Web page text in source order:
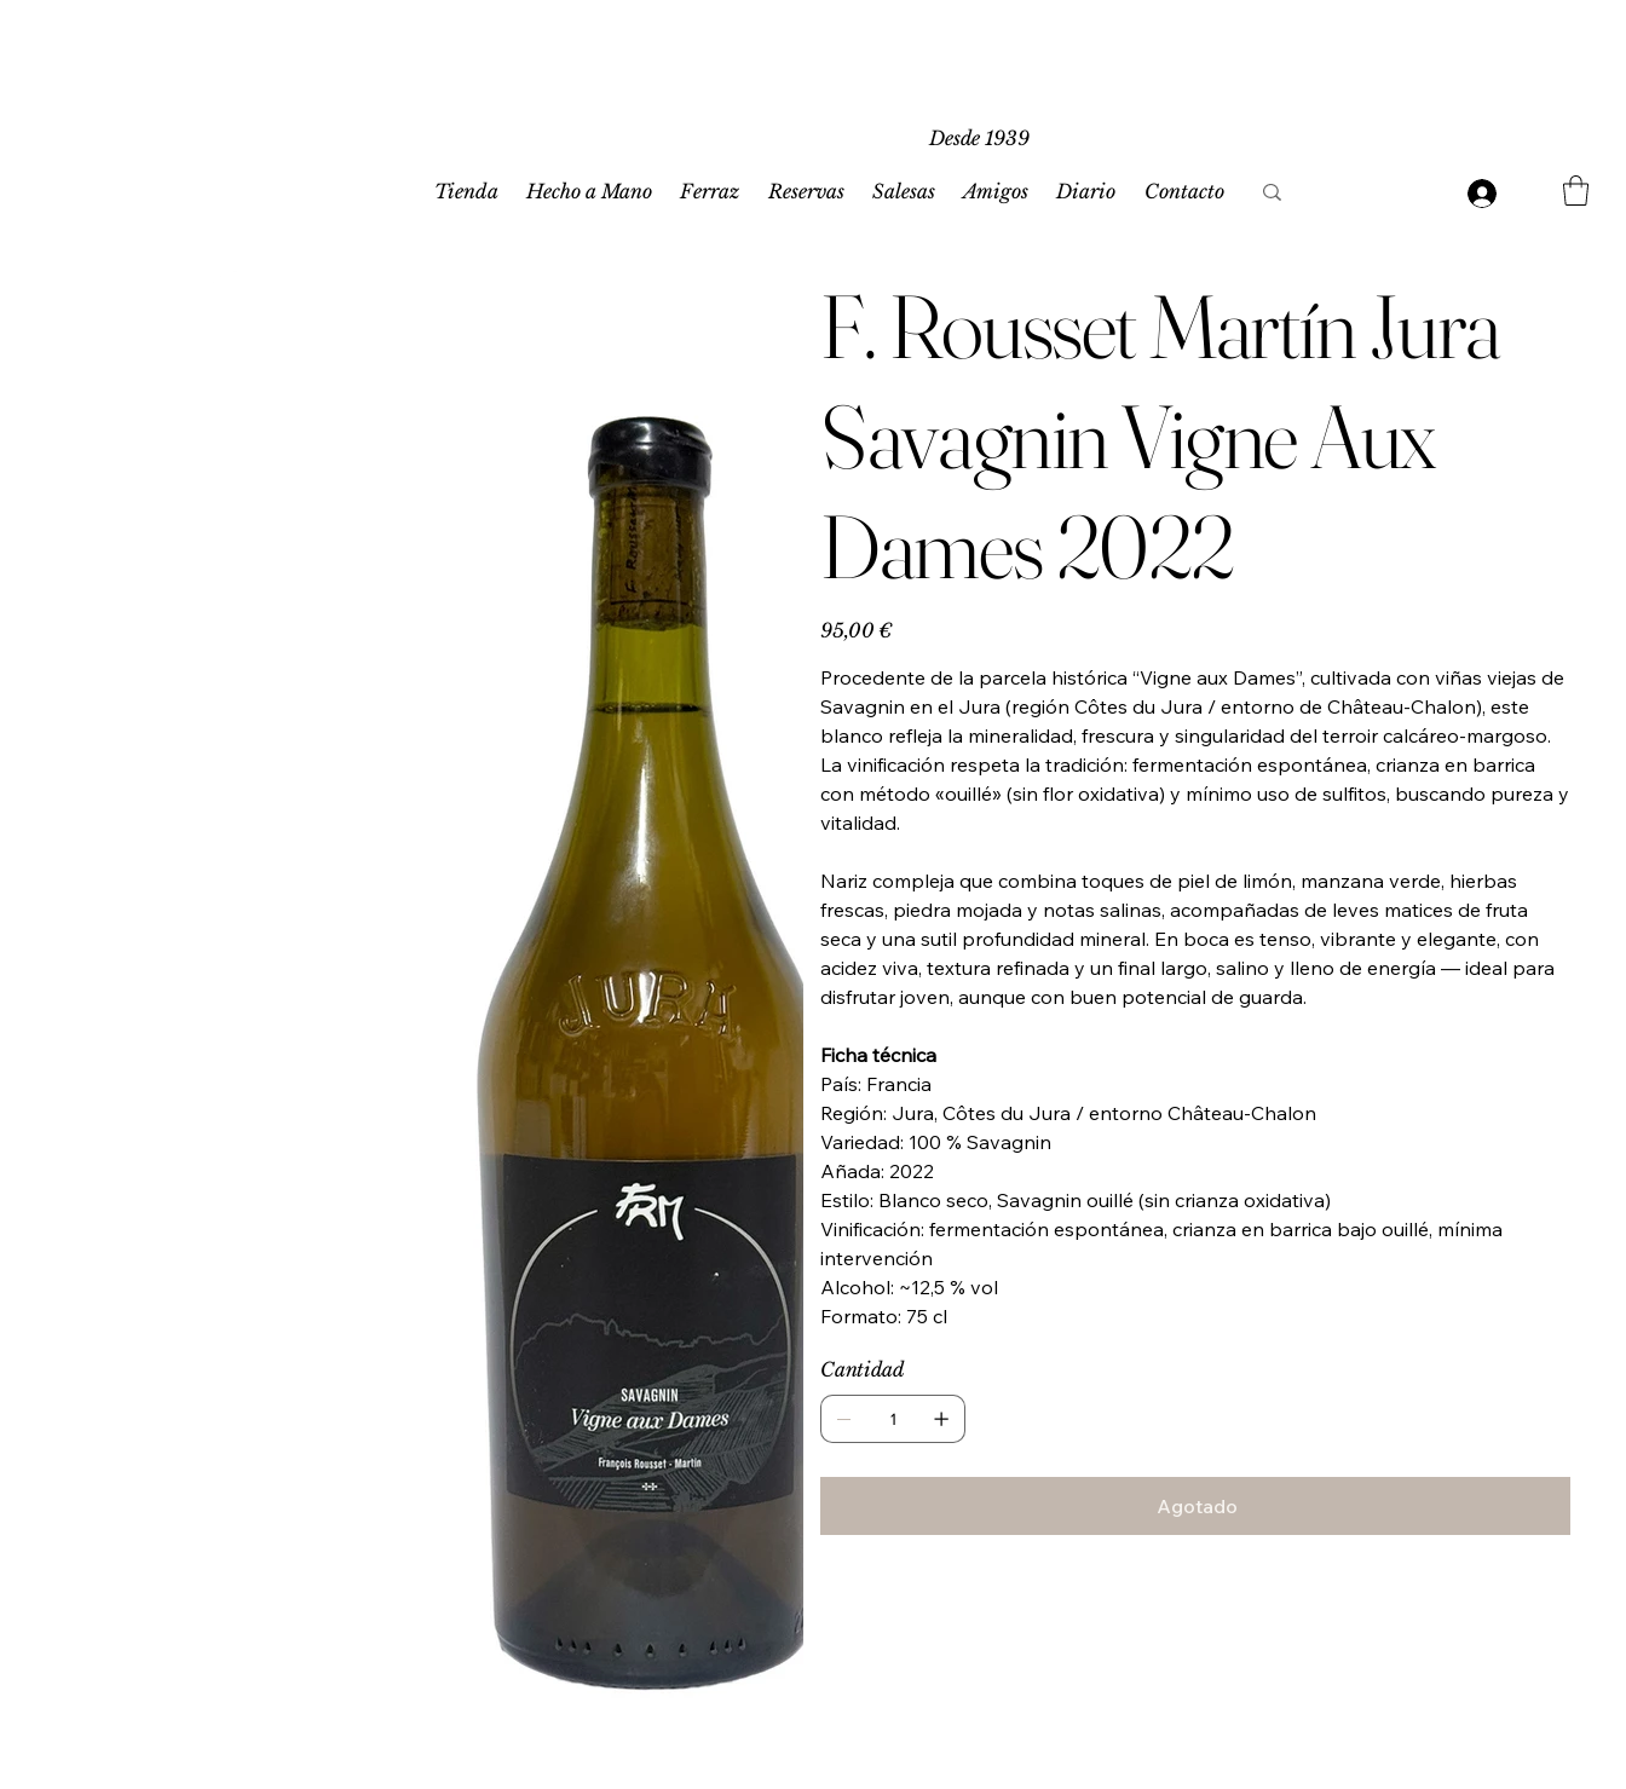
Tienda Hecho a Mano Ferraz Reservas Salesas Amigos Diario Contacto
Desde 1939
F. Rousset Martín Jura
Savagnin Vigne Aux
Dames 2022
Precio
95,00 €
Procedente de la parcela histórica “Vigne aux Dames”, cultivada con viñas viejas de
Savagnin en el Jura (región Côtes du Jura / entorno de Château-Chalon), este
blanco refleja la mineralidad, frescura y singularidad del terroir calcáreo-margoso.
La vinificación respeta la tradición: fermentación espontánea, crianza en barrica
con método «ouillé» (sin flor oxidativa) y mínimo uso de sulfitos, buscando pureza y
vitalidad.
Nariz compleja que combina toques de piel de limón, manzana verde, hierbas
frescas, piedra mojada y notas salinas, acompañadas de leves matices de fruta
seca y una sutil profundidad mineral. En boca es tenso, vibrante y elegante, con
acidez viva, textura refinada y un final largo, salino y lleno de energía — ideal para
disfrutar joven, aunque con buen potencial de guarda.
Ficha técnica
País: Francia
Región: Jura, Côtes du Jura / entorno Château-Chalon
Variedad: 100 % Savagnin
Añada: 2022
Estilo: Blanco seco, Savagnin ouillé (sin crianza oxidativa)
Vinificación: fermentación espontánea, crianza en barrica bajo ouillé, mínima
intervención
Alcohol: ~12,5 % vol
Formato: 75 cl
Cantidad
Agotado